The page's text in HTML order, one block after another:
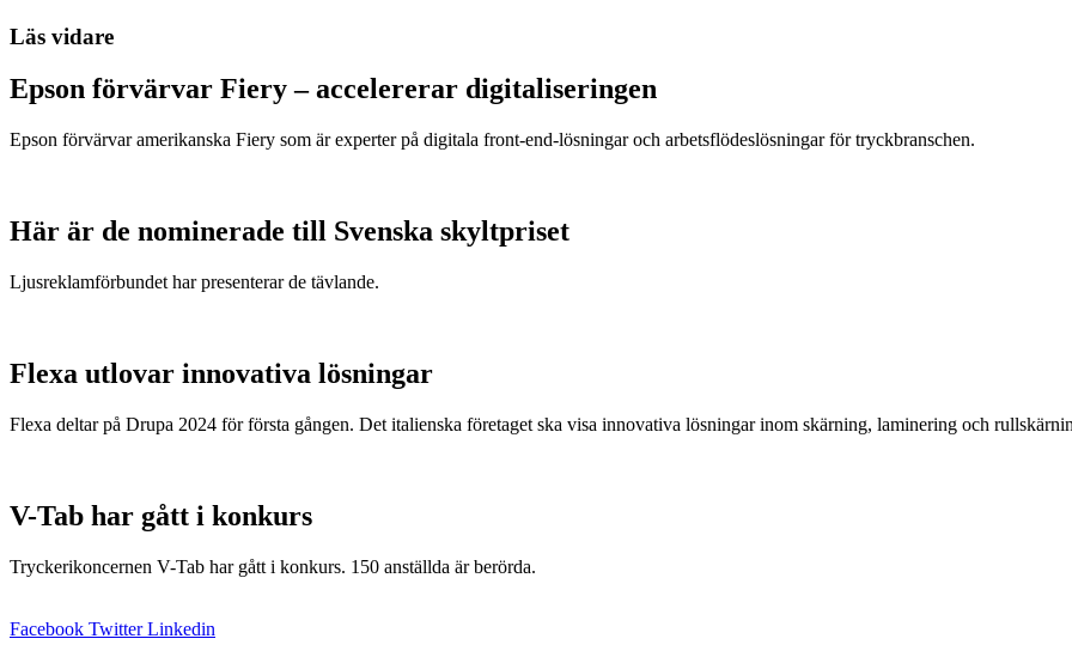
Läs vidare
Epson förvärvar Fiery – accelererar digitaliseringen
Epson förvärvar amerikanska Fiery som är experter på digitala front-end-lösningar och arbetsflödeslösningar för tryckbranschen.
Här är de nominerade till Svenska skyltpriset
Ljusreklamförbundet har presenterar de tävlande.
Flexa utlovar innovativa lösningar
Flexa deltar på Drupa 2024 för första gången. Det italienska företaget ska visa innovativa lösningar inom skärning, laminering och
V-Tab har gått i konkurs
Tryckerikoncernen V-Tab har gått i konkurs. 150 anställda är berörda.
Facebook Twitter Linkedin